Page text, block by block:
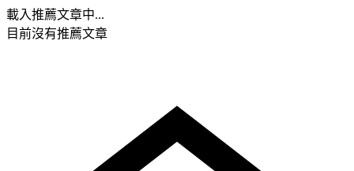
載入推薦文章中...
目前沒有推薦文章